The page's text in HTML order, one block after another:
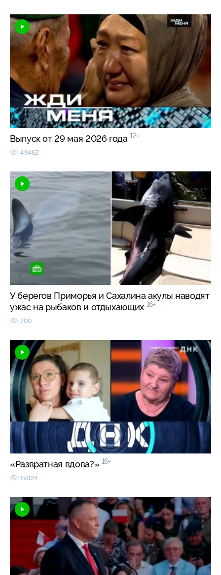
Выпуск от 29 мая 2026 года 12+
49462
У берегов Приморья и Сахалина акулы наводят
ужас на рыбаков и отдыхающих 16+
700
«Развратная вдова?» 16+
19324